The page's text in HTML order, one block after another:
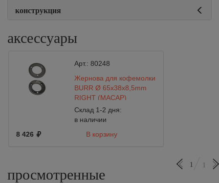
конструкция
аксессуары
Арт.:80248
Жернова для кофемолки
BURR Ø 65x38x8,5mm
RIGHT (MACAP)
Склад 1-2 дня:
в наличии
8 426
В корзину
просмотренные
1 1